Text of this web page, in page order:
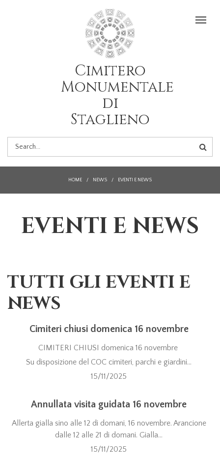
Cimitero
Monumentale
di
Staglieno
FORM
HOME / NEWS / EVENTI E NEWS
EVENTI E NEWS
TUTTI GLI EVENTI E
NEWS
Cimiteri chiusi domenica 16 novembre
CIMITERI CHIUSI domenica 16 novembre
Su disposizione del COC cimiteri, parchi e giardini...
15/11/2025
Annullata visita guidata 16 novembre
Allerta gialla sino alle 12 di domani, 16 novembre. Arancione
dalle 12 alle 21 di domani. Gialla...
15/11/2025